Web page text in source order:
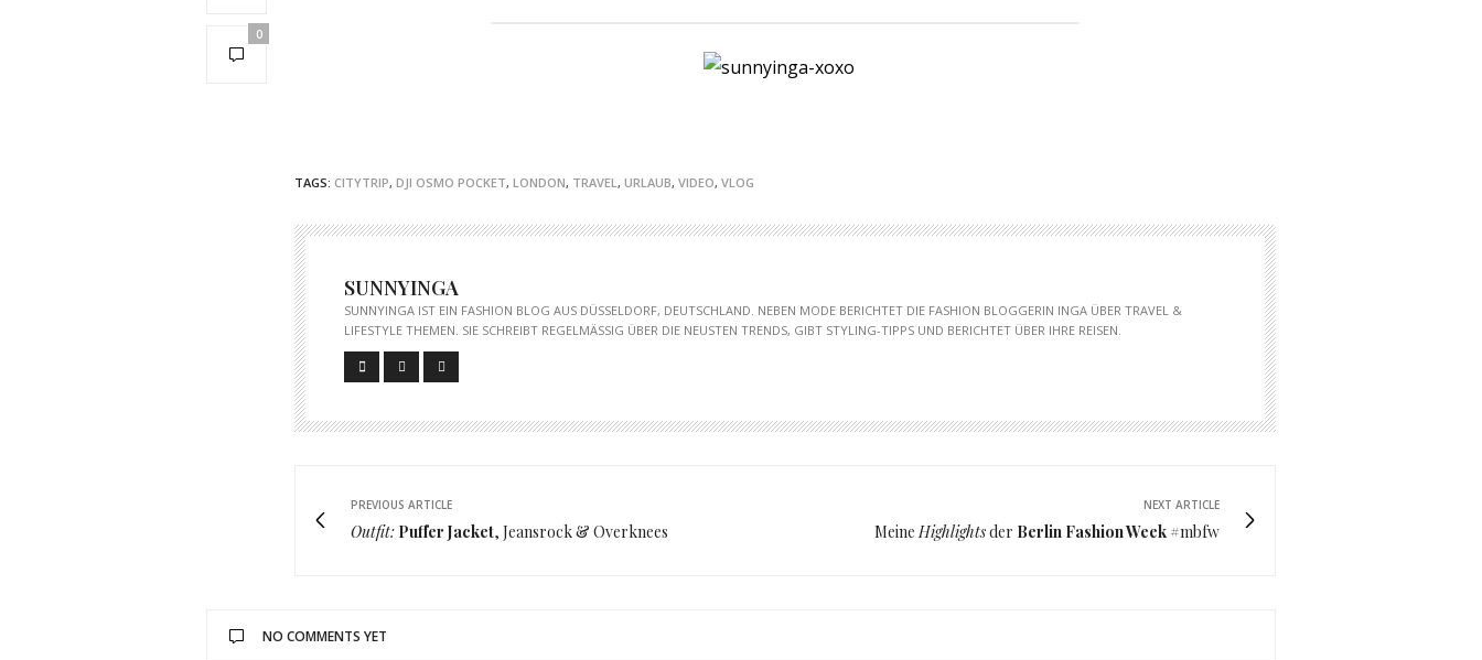
0
TAGS: CITYTRIP, DJI OSMO POCKET, LONDON, TRAVEL , URLAUB, VIDEO, VLOG
SUNNYINGA
SUNNYINGA IST EIN FASHION BLOG AUS DÜSSELDORF, DEUTSCHLAND. NEBEN MODE BERICHTET DIE FASHION BLOGGERIN INGA ÜBER TRAVEL &
LIFESTYLE THEMEN. SIE SCHREIBT REGELMÄSSIG ÜBER DIE NEUSTEN TRENDS, GIBT STYLING-TIPPS UND BERICHTET ÜBER IHRE REISEN.
PREVIOUS ARTICLE
Outfit: Puffer Jacket, Jeansrock & Overknees
NEXT ARTICLE
MeineHighlightsder Berlin Fashion Week#mbfw
NO COMMENTS YET